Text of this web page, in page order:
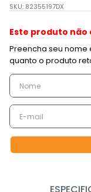
SKU: 82355197DX
Este produto